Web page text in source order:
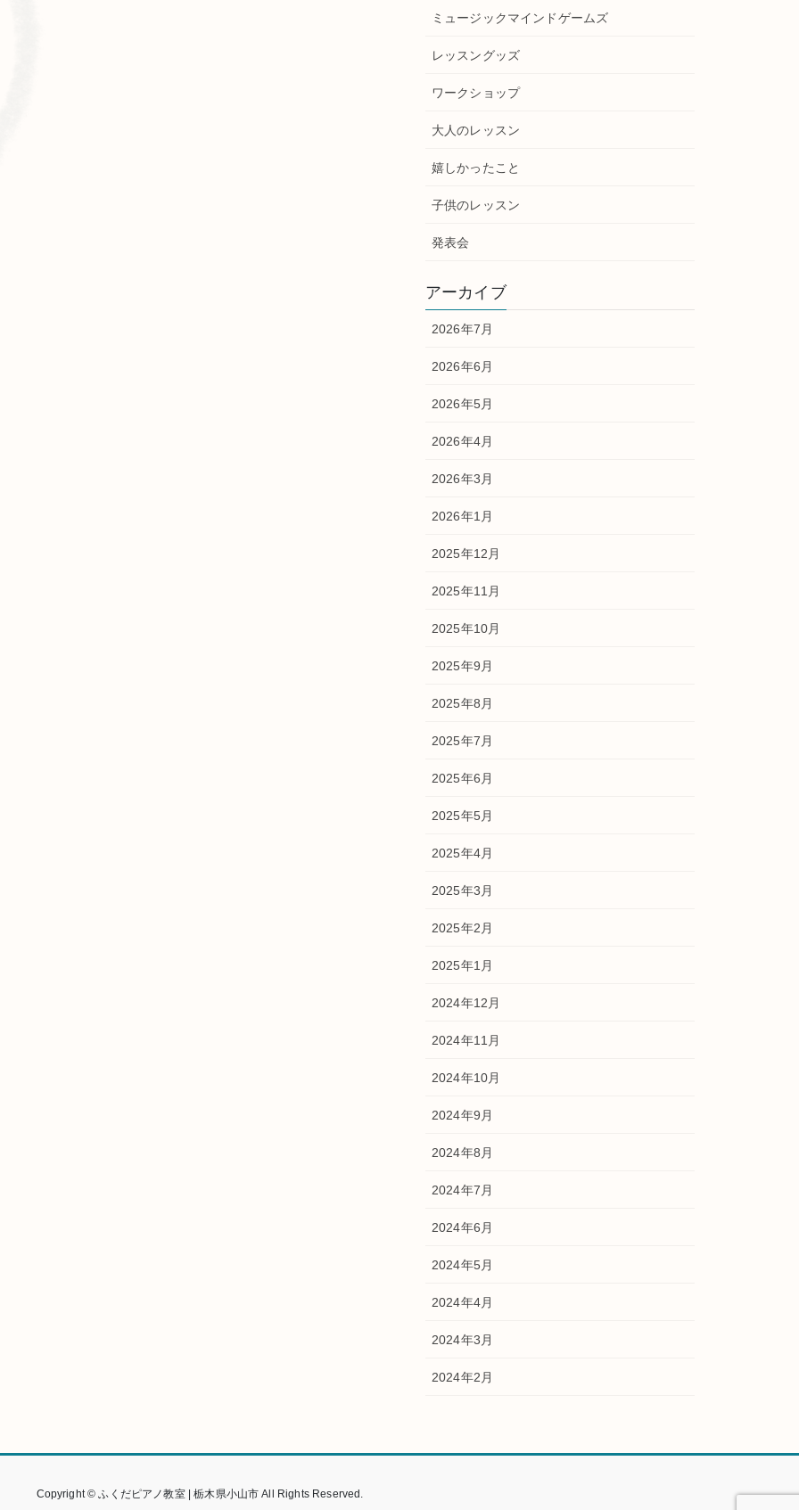
ミュージックマインドゲームズ
レッスングッズ
ワークショップ
大人のレッスン
嬉しかったこと
子供のレッスン
発表会
アーカイブ
2026年7月
2026年6月
2026年5月
2026年4月
2026年3月
2026年1月
2025年12月
2025年11月
2025年10月
2025年9月
2025年8月
2025年7月
2025年6月
2025年5月
2025年4月
2025年3月
2025年2月
2025年1月
2024年12月
2024年11月
2024年10月
2024年9月
2024年8月
2024年7月
2024年6月
2024年5月
2024年4月
2024年3月
2024年2月
Copyright © ふくだピアノ教室 | 栃木県小山市 All Rights Reserved.